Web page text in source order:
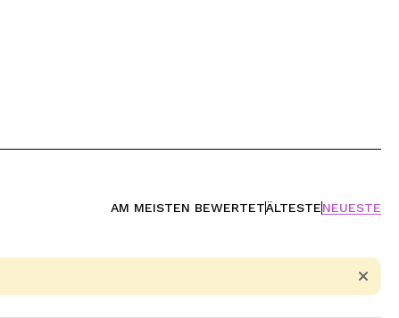
AM MEISTEN BEWERTETÄLTESTENEUESTE